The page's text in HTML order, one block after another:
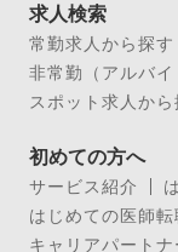
求人検索
常勤求人から探す
非常勤（アルバ
スポット求人から
初めての方へ
サービス紹介
はじめての医師
キャリアパートナ